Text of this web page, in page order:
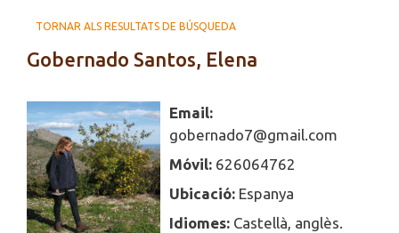
TORNAR ALS RESULTATS DE BÚSQUEDA
Gobernado Santos, Elena
Email:
gobernado7@gmail.com
Móvil: 626064762
Ubicació: Espanya
Idiomes: Castellà, anglès.